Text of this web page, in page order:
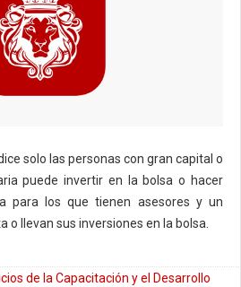
solo las personas con gran capital o
puede invertir en la bolsa o hacer
para los que tienen asesores y un
o llevan sus inversiones en la bolsa.
de la Capacitación y el Desarrollo